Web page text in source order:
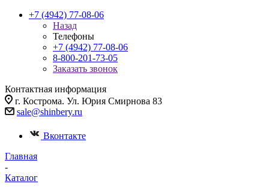
+7 (4942) 77-08-06
Назад
Телефоны
+7 (4942) 77-08-06
8-800-201-73-05
Заказать звонок
Контактная информация
г. Кострома. Ул. Юрия Смирнова 83
sale@shinbery.ru
Вконтакте
Главная
-
Каталог